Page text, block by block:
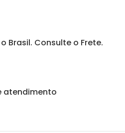
Brasil. Consulte o Frete.
atendimento